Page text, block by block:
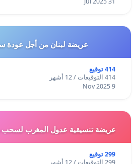
عريضة لبنان من أجل عودة
414 توقيع
414 التوقيعات / 12 أشهر
9 Nov 2025
عريضة تنسيقية عدول المغرب لسحب
299 توقيع
299 التوقيعات / 12 أشهر